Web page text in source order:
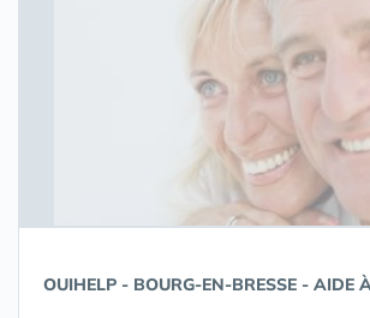
OUIHELP - BOURG-EN-BRESSE - AIDE